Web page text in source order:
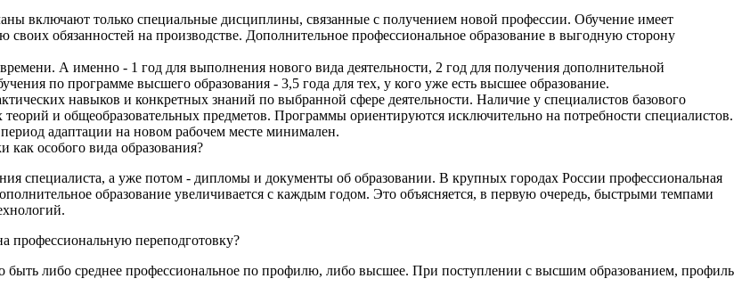
включают только специальные дисциплины, связанные с получением новой профессии. Обучение имеет
обязанностей на производстве. Дополнительное профессиональное образование в выгодную сторону
А именно - 1 год для выполнения нового вида деятельности, 2 год для получения дополнительной
по программе высшего образования - 3,5 года для тех, у кого уже есть высшее образование.
навыков и конкретных знаний по выбранной сфере деятельности. Наличие у специалистов базового
теорий и общеобразовательных предметов. Программы ориентируются исключительно на потребности специалистов.
адаптации на новом рабочем месте минимален.
как особого вида образования?
специалиста, а уже потом - дипломы и документы об образовании. В крупных городах России профессиональная
образование увеличивается с каждым годом. Это объясняется, в первую очередь, быстрыми темпами
профессиональную переподготовку?
быть либо среднее профессиональное по профилю, либо высшее. При поступлении с высшим образованием, профиль